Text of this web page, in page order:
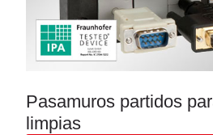
Pasamuros partidos
limpias